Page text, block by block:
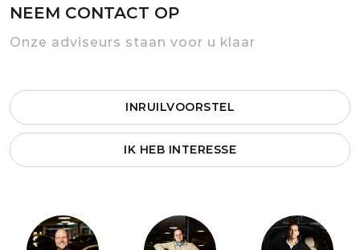
NEEM CONTACT OP
Onze adviseurs staan voor u klaar
INRUILVOORSTEL
IK HEB INTERESSE